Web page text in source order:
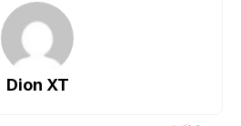
gr
a
m
s
e
n
y
Li
n
Dion XT